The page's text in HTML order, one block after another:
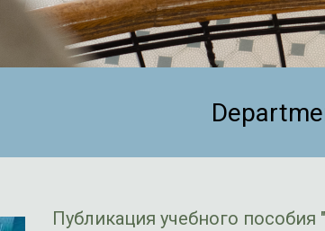
Публикация учебного